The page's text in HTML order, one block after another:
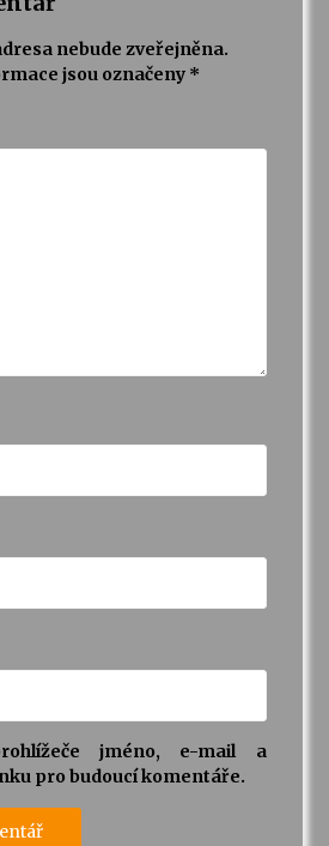
recitál Michala Novenka v Klášteře
nebude zveřejněna.
jsou označeny *
jméno, e-mail a
pro budoucí komentáře.